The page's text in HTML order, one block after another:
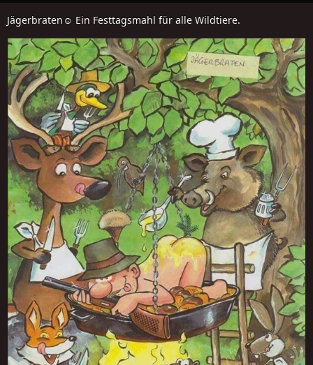
Jägerbraten☺ Ein Festtagsmahl für alle Wildtiere.